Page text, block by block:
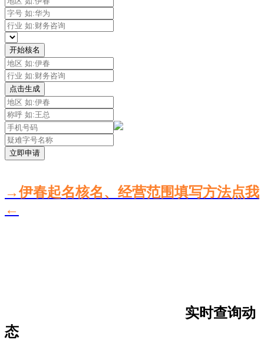
开始核名
点击生成
立即申请
→伊春起名核名、经营范围填写方法点我
←
实时查询动
态